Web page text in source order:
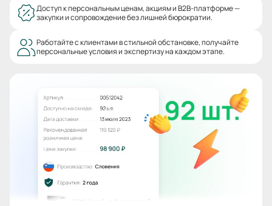
Доступ к персональным ценам, акциям и B2B-платформе —
закупки и сопровождение без лишней бюрократии.
Работайте с клиентами в стильной обстановке, получайте
персональные условия и экспертизу на каждом этапе.